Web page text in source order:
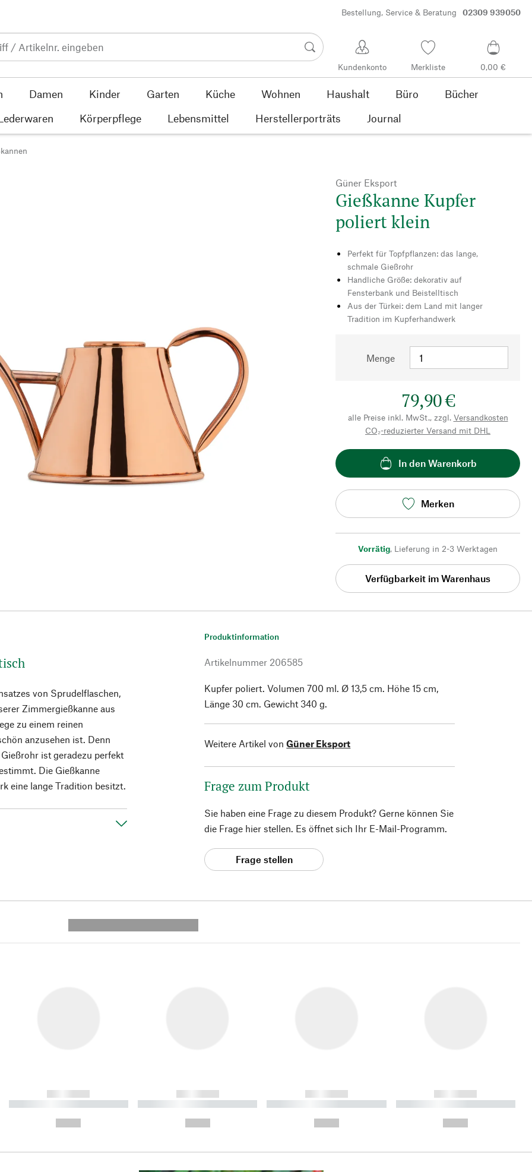
Bestellung, Service & Beratung 02309 939050
Kundenkonto Merkliste 0,00 €
Damen Kinder Garten Küche Wohnen Haushalt Büro
Bücher
Körperpflege Lebensmittel Herstellerporträts Journal
Güner Eksport
Gießkanne Kupfer
poliert klein
Perfekt für Topfpflanzen: das lange,
schmale Gießrohr
Handliche Größe: dekorativ auf
Fensterbank und Beistelltisch
Aus der Türkei: dem Land mit langer
Tradition im Kupferhandwerk
Menge
79,90 €
alle Preise inkl. MwSt., zzgl. Versandkosten
CO₂-reduzierter Versand mit DHL
In den Warenkorb
Merken
Vorrätig, Lieferung in 2-3 Werktagen
Verfügbarkeit im Warenhaus
von Sprudelflaschen,
Zimmergießkanne aus
zu einem reinen
anzusehen ist. Denn
ist geradezu perfekt
Die Gießkanne
eine lange Tradition besitzt.
Produktinformation
Artikelnummer 206585
Kupfer poliert. Volumen 700 ml. Ø 13,5 cm. Höhe 15 cm,
Länge 30 cm. Gewicht 340 g.
Weitere Artikel von Güner Eksport
Frage zum Produkt
Sie haben eine Frage zu diesem Produkt? Gerne können Sie
die Frage hier stellen. Es öffnet sich Ihr E-Mail-Programm.
Frage stellen
------------
----------- ----------- ----------
------------
----------- ----------- ----------
------------
----------- ----------- ----------
------------
----------- ----------- ----------